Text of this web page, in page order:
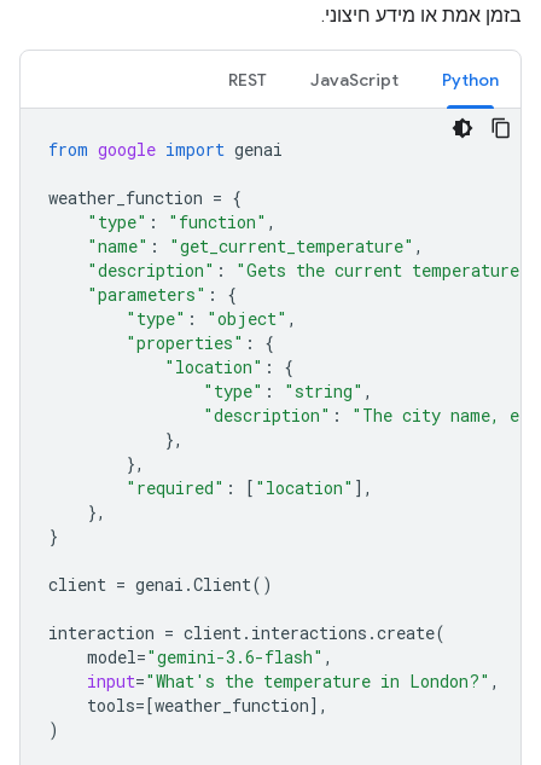
בזמן אמת או מידע חיצוני.
Python
JavaScript
REST
from google import genai
weather_function = {
"type" : "function" ,
"name" : "get_current_temperature" ,
"description" :
"Gets the current
"parameters" :
{
"type" : "object" ,
"properties" :
{
"location" :
{
"type" : "string" ,
"description" :
"The city name,
},
},
"required" : [ "location" ],
},
}
client = genai .Client()
interaction = client. interactions .create(
model="gemini-3.6-flash" ,
input="What's the temperature in London?" ,
tools=[weather_function],
)